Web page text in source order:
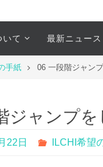
て 最新ニュース
手紙 06 一段階ジャン
ジャンプ
22日 ILCHI希望